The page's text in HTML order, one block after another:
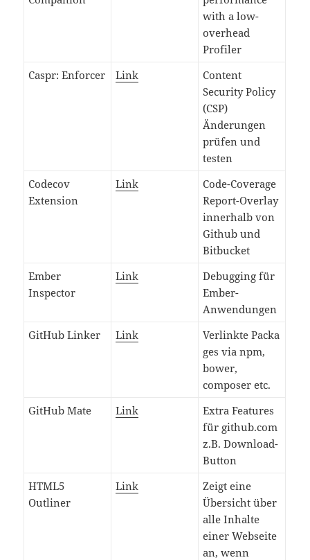
with a low-
overhead
Profiler
Caspr: Enforcer
Link
Content
Security Policy
(CSP)
Änderungen
prüfen und
testen
Codecov
Extension
Link
Code-Coverage
Report-Overlay
innerhalb von
Github und
Bitbucket
Ember
Inspector
Link
Debugging für
Ember-
Anwendungen
GitHub Linker
Link
Verlinkte Packa
ges via npm,
bower,
composer etc.
GitHub Mate
Link
Extra Features
für github.com
z.B. Download-
Button
HTML5
Outliner
Link
Zeigt eine
Übersicht über
alle Inhalte
einer Webseite
an, wenn